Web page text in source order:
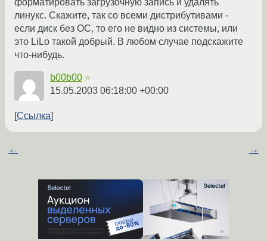
форматировать загрузочную запись и удалять
линукс. Скажите, так со всеми дистрибутивами -
если диск без ОС, то его не видно из системы, или
это LiLo такой добрый. В любом случае подскажите
что-нибудь.
b00b00 ☆
15.05.2003 06:18:00 +00:00
Ссылка
← →